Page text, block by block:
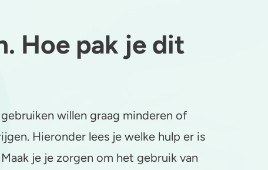
Heb je vragen over drugs? Neem dan
anoniem contact met ons op via mail,
Chat met een medewerker
Stuur ons een e-mail
Hoe pak je dit
willen graag minderen of
Hieronder lees je welke hulp er is
je je zorgen om het gebruik van